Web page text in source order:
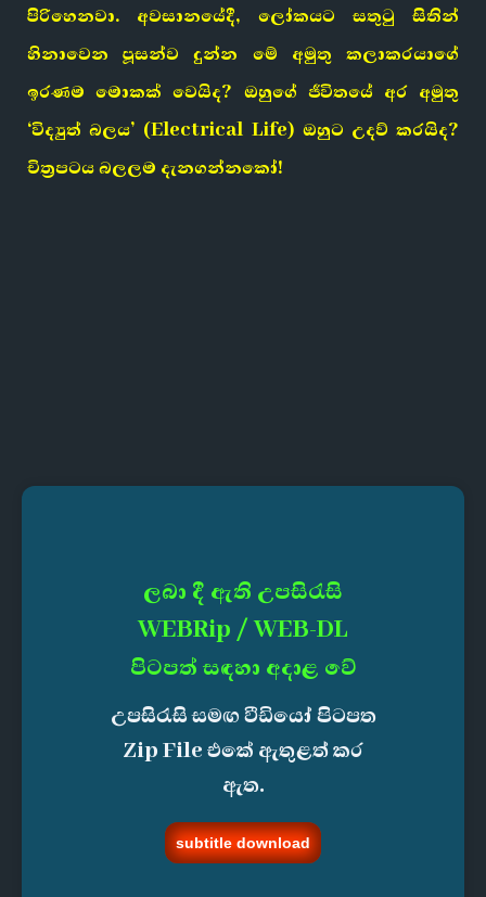
පිරිහෙනවා. අවසානයේදී, ලෝකයට සතුටු සිතින්
හිනාවෙන පූසන්ව දුන්න මේ අමුතු කලාකරයාගේ
ඉරණම මොකක් වෙයිද? ඔහුගේ ජීවිතයේ අර අමුතු
‘විද්‍යුත් බලය’ (Electrical Life) ඔහුට උදව් කරයිද?
චිත්‍රපටය බලලම දැනගන්නකෝ!
ලබා දී ඇති උපසිරැසි
WEBRip / WEB-DL
පිටපත් සඳහා අදාළ වේ
උපසිරැසි සමඟ වීඩියෝ පිටපත
Zip File එකේ ඇතුළත් කර
ඇත.
subtitle download